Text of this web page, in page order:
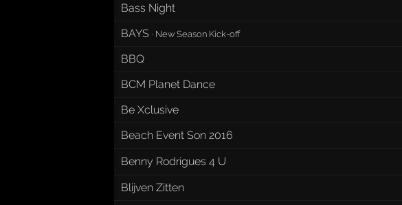
Bass Night
BAYS · New Season Kick-off
BBQ
BCM Planet Dance
Be Xclusive
Beach Event Son 2016
Benny Rodrigues 4 U
Blijven Zitten